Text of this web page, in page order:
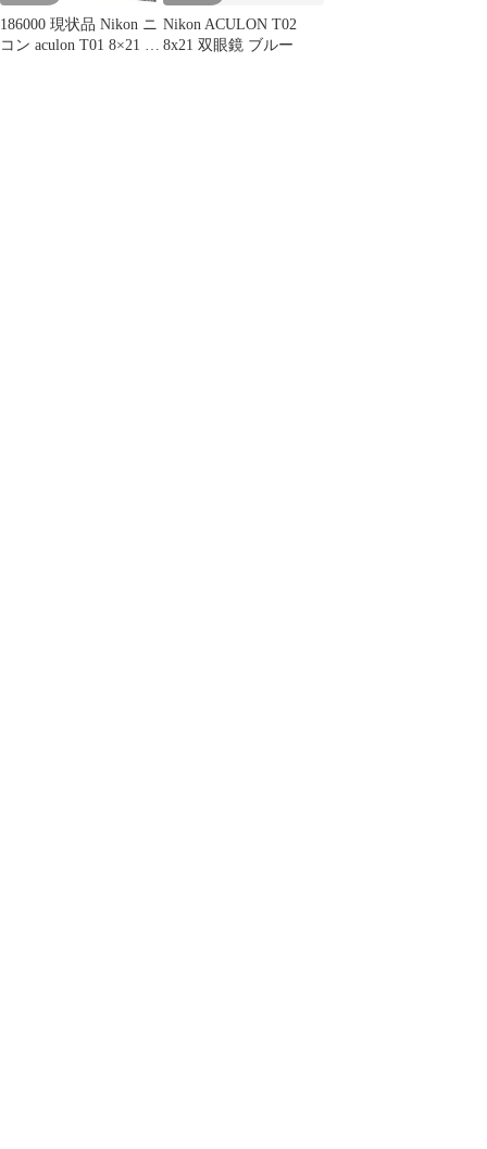
186000 現状品 Nikon ニ
コン aculon T01 8×21 オ
Nikon ACULON T02
8x21 双眼鏡 ブルー